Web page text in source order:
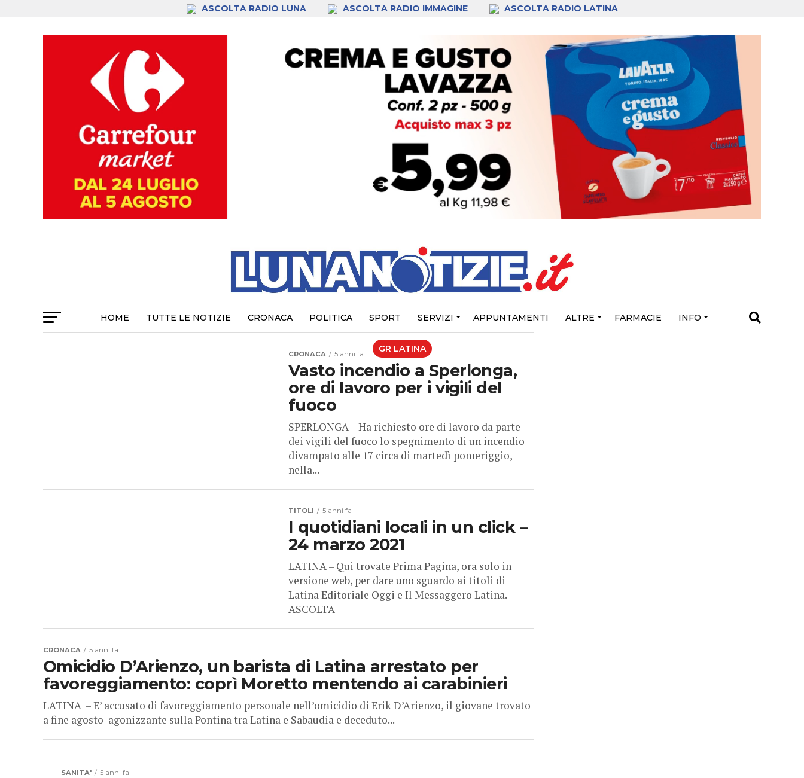
ASCOLTA RADIO LUNA ASCOLTA RADIO IMMAGINE ASCOLTA RADIO LATINA
HOME TUTTE LE NOTIZIE CRONACA POLITICA SPORT SERVIZI APPUNTAMENTI ALTRE FARMACIE INFO
GR LATINA
CRONACA 5 anni fa
Vasto incendio a Sperlonga,
ore di lavoro per i vigili del
fuoco
SPERLONGA – Ha richiesto ore di lavoro da parte
dei vigili del fuoco lo spegnimento di un incendio
divampato alle 17 circa di martedì pomeriggio,
nella...
TITOLI 5 anni fa
I quotidiani locali in un click –
24 marzo 2021
LATINA – Qui trovate Prima Pagina, ora solo in
versione web, per dare uno sguardo ai titoli di
Latina Editoriale Oggi e Il Messaggero Latina.
ASCOLTA
CRONACA 5 anni fa
Omicidio D’Arienzo, un barista di Latina arrestato per
favoreggiamento: coprì Moretto mentendo ai carabinieri
LATINA – E’ accusato di favoreggiamento personale nell’omicidio di Erik D’Arienzo, il giovane trovato
a fine agosto agonizzante sulla Pontina tra Latina e Sabaudia e deceduto...
SANITA' 5 anni fa